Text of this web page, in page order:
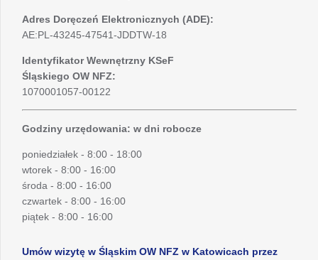
Adres Doręczeń Elektronicznych (ADE):
AE:PL-43245-47541-JDDTW-18
Identyfikator Wewnętrzny KSeF
Śląskiego OW NFZ:
1070001057-00122
Godziny urzędowania: w dni robocze
poniedziałek - 8:00 - 18:00
wtorek - 8:00 - 16:00
środa - 8:00 - 16:00
czwartek - 8:00 - 16:00
piątek - 8:00 - 16:00
Umów wizytę w Śląskim OW NFZ w Katowicach przez